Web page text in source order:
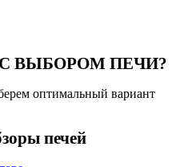
ВЫБОРОМ ПЕЧИ?
оптимальный вариант
печей